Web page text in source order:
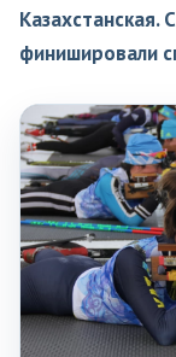
финишировали